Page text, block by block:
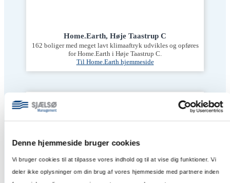
Denne hjemmeside bruger cookies
Vi bruger cookies til at tilpasse vores indhold og til at vise dig funktioner. Vi
deler ikke oplysninger om din brug af vores hjemmeside med partnere inden
Home.Earth, Høje Taastrup C
162 boliger med meget lavt klimaaftryk udvikles og opføres
for Home.Earth i Høje Taastrup C.
Til Home.Earth hjemmeside